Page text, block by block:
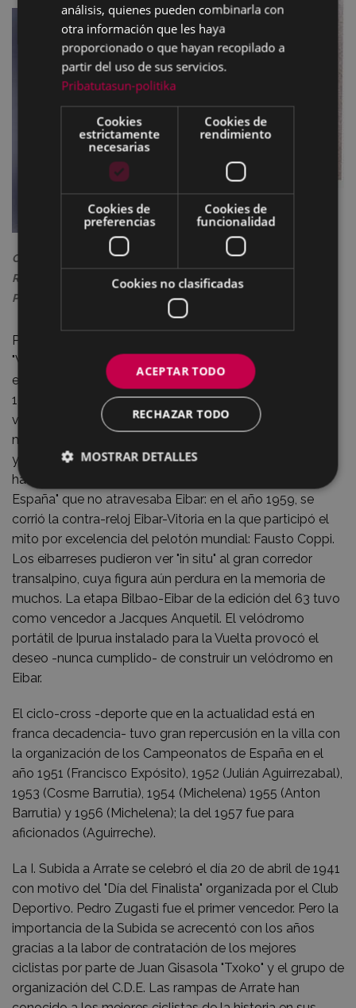
Copa de Luciano Montero, ganador de la III Copa de la
República, año 1934 / Cartel de la última edición del Gran
Premio de la República, ganada por Julián Berrendero. 1936.
Pruebas que son de carácter internacional como la
"Vuelta al País Vasco" tienen parte de su gran desarrollo
en Eibar: en la última etapa de dicha prueba del año
1935 que terminó en Eibar, el ganador fue Gino Bartali,
vencedor absoluto de la misma y uno de los hombres
míticos del ciclismo mundial; la XVIII. Bicicleta Eibarresa
y la IX.Vuelta al País Vasco se unificaron en el año 1969
hasta el año 1973. Rara era la edición de la "Vuelta a
España" que no atravesaba Eibar: en el año 1959, se
corrió la contra-reloj Eibar-Vitoria en la que participó el
mito por excelencia del pelotón mundial: Fausto Coppi.
Los eibarreses pudieron ver "in situ" al gran corredor
transalpino, cuya figura aún perdura en la memoria de
muchos. La etapa Bilbao-Eibar de la edición del 63 tuvo
como vencedor a Jacques Anquetil. El velódromo
portátil de Ipurua instalado para la Vuelta provocó el
deseo -nunca cumplido- de construir un velódromo en
Eibar.
El ciclo-cross -deporte que en la actualidad está en
franca decadencia- tuvo gran repercusión en la villa con
la organización de los Campeonatos de España en el
año 1951 (Francisco Expósito), 1952 (Julián Aguirrezabal),
1953 (Cosme Barrutia), 1954 (Michelena) 1955 (Anton
Barrutia) y 1956 (Michelena); la del 1957 fue para
aficionados (Aguirreche).
La I. Subida a Arrate se celebró el día 20 de abril de 1941
con motivo del "Día del Finalista" organizada por el Club
Deportivo. Pedro Zugasti fue el primer vencedor. Pero la
importancia de la Subida se acrecentó con los años
gracias a la labor de contratación de los mejores
ciclistas por parte de Juan Gisasola "Txoko" y el grupo de
organización del C.D.E. Las rampas de Arrate han
análisis, quienes pueden combinarla con
otra información que les haya
proporcionado o que hayan recopilado a
partir del uso de sus servicios.
Pribatutasun-politika
Cookies
estrictamente
necesarias
Cookies de
rendimiento
Cookies de
preferencias
Cookies de
funcionalidad
Cookies no clasificadas
ACEPTAR TODO
RECHAZAR TODO
MOSTRAR DETALLES